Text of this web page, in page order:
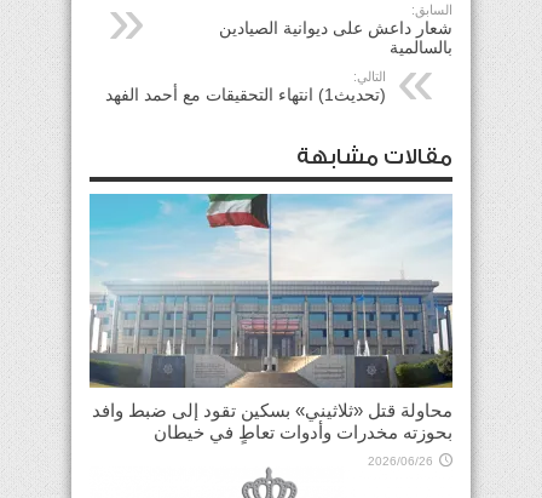
السابق:
شعار داعش على ديوانية الصيادين
بالسالمية
التالي:
(تحديث1) انتهاء التحقيقات مع أحمد الفهد
مقالات مشابهة
محاولة قتل «ثلاثيني» بسكين تقود إلى ضبط وافد
بحوزته مخدرات وأدوات تعاطٍ في خيطان
2026/06/26